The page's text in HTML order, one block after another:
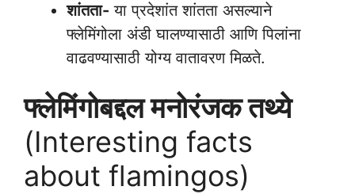
शांतता- या प्रदेशांत शांतता असल्याने
फ्लेमिंगोला अंडी घालण्यासाठी आणि पिलांना
वाढवण्यासाठी योग्य वातावरण मिळते.
फ्लेमिंगोबद्दल मनोरंजक तथ्ये
(Interesting facts
about flamingos)